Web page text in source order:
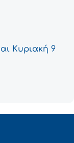
Κυριακή 9